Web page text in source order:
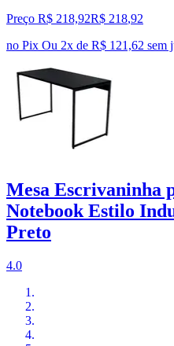
Preço R$ 218,92R$ 218,92
no Pix Ou 2x de R$ 121,62 sem
Mesa Escrivaninha
Notebook Estilo
Preto
4.0